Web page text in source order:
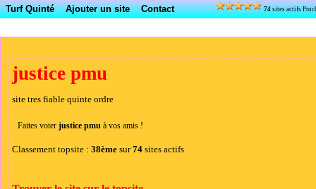
Turf Quinté Ajouter un site Contact 74sites actifs
justice pmu
site tres fiable quinte ordre
Faites voter justice pmu à vos amis !
Classement topsite : 38ème sur74 sites actifs